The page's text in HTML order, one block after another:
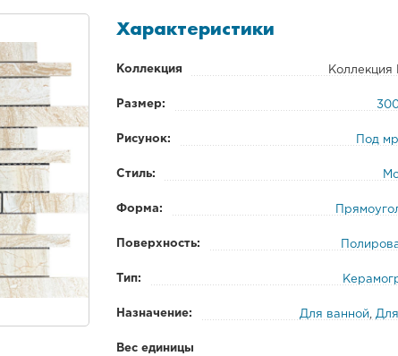
Характеристики
Коллекция Коллекция
Размер:
Рисунок: Под
Стиль:
Форма:
Поверхность:
Тип:
Назначение: Для ванной
Вес единицы